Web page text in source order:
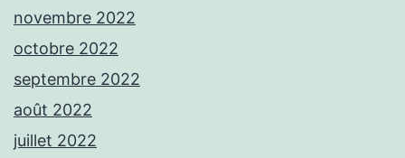
novembre 2022
octobre 2022
septembre 2022
août 2022
juillet 2022